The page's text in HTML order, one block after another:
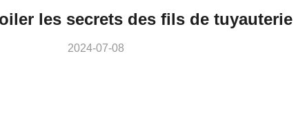
les secrets des fils de
2024-07-08